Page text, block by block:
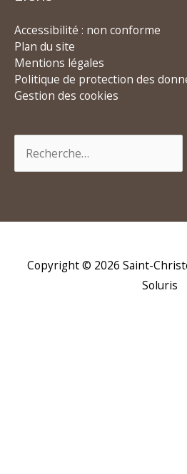
Accessibilité : non conforme
Plan du site
Mentions légales
Politique de protection des
Gestion des cookies
Copyright © 2026 Saint-
Soluris